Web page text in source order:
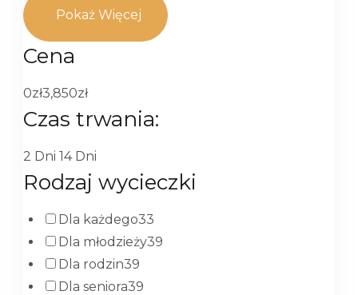
Pokaż Więcej
Cena
0zł3,850zł
Czas trwania:
2 Dni 14 Dni
Rodzaj wycieczki
Dla każdego33
Dla młodzieży39
Dla rodzin39
Dla seniora39